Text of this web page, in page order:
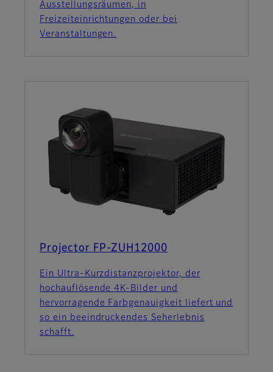
Ausstellungsräumen, in
Freizeiteinrichtungen oder bei
Veranstaltungen.
Projector FP-ZUH12000
Ein Ultra-Kurzdistanzprojektor, der
hochauflösende 4K-Bilder und
hervorragende Farbgenauigkeit liefert und
so ein beeindruckendes Seherlebnis
schafft.